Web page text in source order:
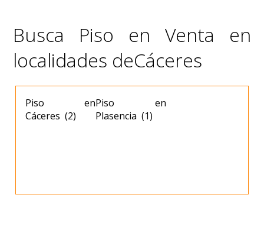
Busca Piso en Venta en
localidades deCáceres
Piso en
Cáceres (2)
Piso en
Plasencia (1)